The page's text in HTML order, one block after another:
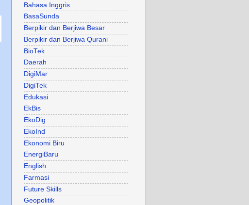
Bahasa Inggris
BasaSunda
Berpikir dan Berjiwa Besar
Berpikir dan Berjiwa Qurani
BioTek
Daerah
DigiMar
DigiTek
Edukasi
EkBis
EkoDig
EkoInd
Ekonomi Biru
EnergiBaru
English
Farmasi
Future Skills
Geopolitik